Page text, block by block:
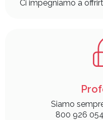
Ci impegniamo a
Siamo
800 926